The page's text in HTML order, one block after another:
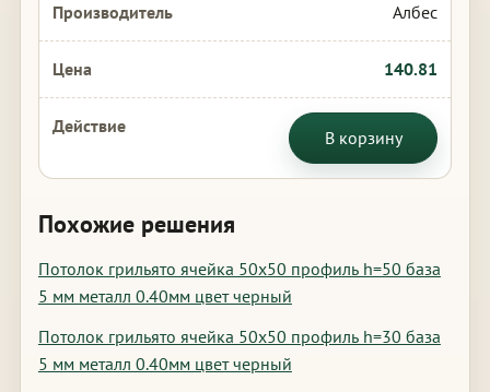
Албес
140.81
В корзину
Похожие решения
Потолок грильято ячейка 50х50 профиль h=50 база
5 мм металл 0.40мм цвет черный
Потолок грильято ячейка 50х50 профиль h=30 база
5 мм металл 0.40мм цвет черный